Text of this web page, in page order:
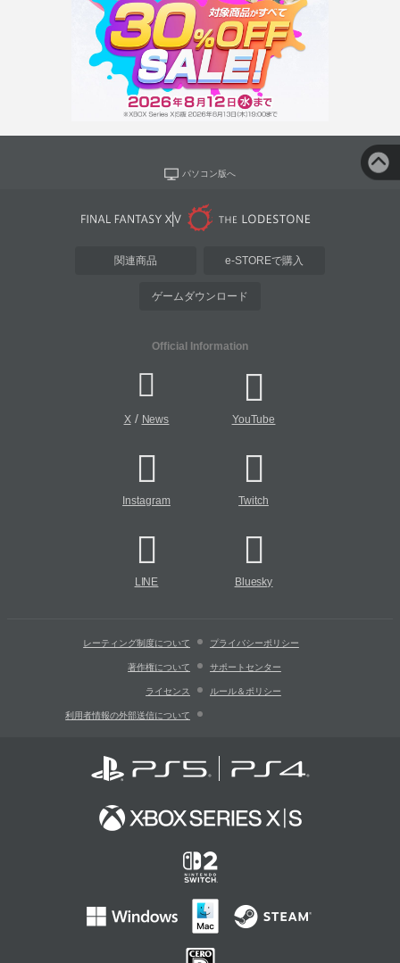
パソコン版へ
関連商品 e-STOREで購入
ゲームダウンロード
Official Information
X/ News YouTube
Instagram Twitch
LINE Bluesky
レーティング制度について プライバシーポリシー
著作権について サポートセンター
ライセンス ルール＆ポリシー
利用者情報の外部送信について